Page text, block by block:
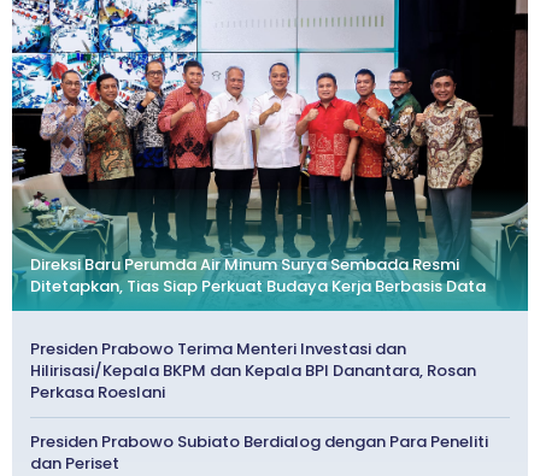
Direksi Baru Perumda Air Minum Surya Sembada Resmi
Ditetapkan, Tias Siap Perkuat Budaya Kerja Berbasis Data
Presiden Prabowo Terima Menteri Investasi dan
Hilirisasi/Kepala BKPM dan Kepala BPI Danantara, Rosan
Perkasa Roeslani
Presiden Prabowo Subiato Berdialog dengan Para Peneliti
dan Periset